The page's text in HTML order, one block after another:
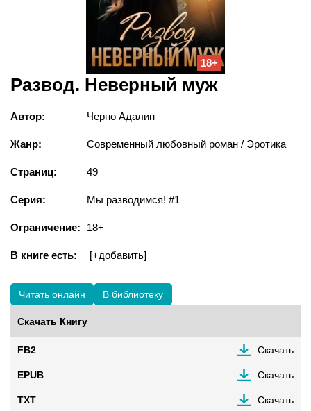
18+
Развод. Неверный муж
Автор: Черно Адалин
Жанр: Современный любовный роман / Эротика
Страниц: 49
Серия: Мы разводимся! #1
Ограничение: 18+
В книге есть: [+добавить]
Читать онлайн В библиотеку
Скачать Книгу
FB2 Скачать
EPUB Скачать
TXT Скачать